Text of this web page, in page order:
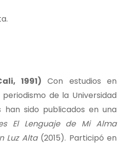
1991) Con estudios en
de la Universidad
han sido publicados en una
El Lenguaje de Mi Alma
Luz Alta(2015). Participó en